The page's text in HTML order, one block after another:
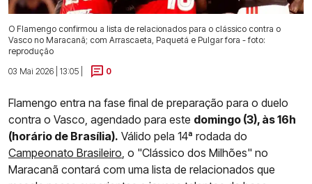
O Flamengo confirmou a lista de relacionados para o clássico contra o
Vasco no Maracanã; com Arrascaeta, Paquetá e Pulgar fora - foto:
reprodução
03 Mai 2026 | 13:05 |
0
Flamengo entra na fase final de preparação para o duelo
contra o Vasco, agendado para este domingo (3), às 16h
(horário de Brasília). Válido pela 14ª rodada do
Campeonato Brasileiro, o "Clássico dos Milhões" no
Maracanã contará com uma lista de relacionados que